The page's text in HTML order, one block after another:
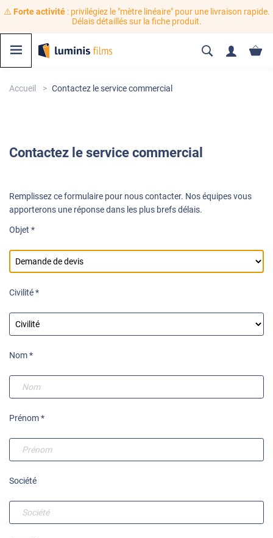
⚠️ Forte activité: privilégiez le "mètre linéaire" pour une livraison rapide.
Délais détaillés sur la fiche produit.
Accueil Contactez le service commercial
Contactez le service commercial
Remplissez ce formulaire pour nous contacter. Nos équipes vous
apporterons une réponse dans les plus brefs délais.
Objet *
Civilité *
Nom *
Prénom *
Société